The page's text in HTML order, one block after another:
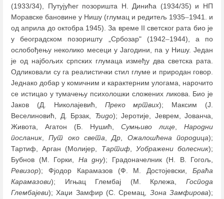
(1933/34), Путујућег позоришта Н. Динића (1934/35) и НП
Моравске бановине у Нишу (глумац и редитељ 1935–1941. и
од априла до октобра 1945). За време II светског рата био је
у београдском позоришту „Србозар" (1942–1944), а по
ослобођењу неколико месеци у Јагодини, па у Нишу. Један
је од најбољих српских глумаца између два светска рата.
Одликовали су га реалистички стил глуме и природан говор.
Једнако добар у комичним и карактерним улогама, нарочито
се истицао у тумачењу психолошки сложених ликова. Био је
Јаков (Д. Николајевић, Преко мртвих); Максим (Ј.
Веселиновић, Д. Брзак, Ђидо); Јеротије, Јеврем, Јованча,
Живота, Агатон (Б. Нушић, Сумњиво лице, Народни
посланик,Пут око света,Др, Ожалошћена породица);
Тартиф, Арган (Молијер, Тартиф, Уображени болесник);
Бубнов (М. Горки, На дну); Градоначелник (Н. В. Гогољ,
Ревизор); Фјодор Карамазов (Ф. М. Достојевски, Браћа
Карамазови); Игњац Глембај (М. Крлежа, Господа
Глембајеви); Хаџи Замфир (С. Сремац, Зона Замфирова);